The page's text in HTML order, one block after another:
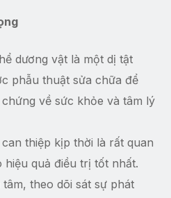
dương vật là một dị tật
phẫu thuật sửa chữa để
về sức khỏe và tâm lý
thiệp kịp thời là rất quan
hiệu quả điều trị tốt nhất.
theo dõi sát sự phát